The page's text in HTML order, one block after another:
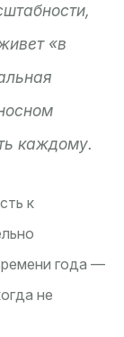
«в
каждому.
к
года —
не